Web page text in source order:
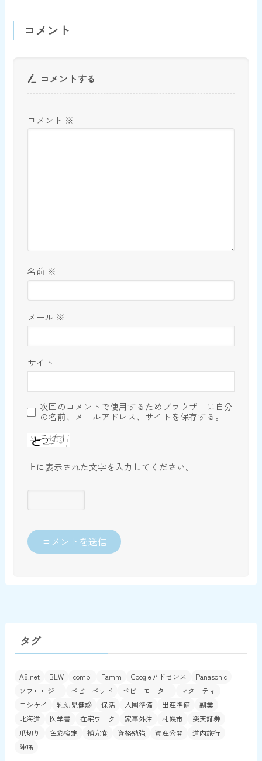
コメント
コメントする
コメント ※
名前 ※
メール ※
サイト
次回のコメントで使用するためブラウザーに自分
の名前、メールアドレス、サイトを保存する。
上に表示された文字を入力してください。
タグ
A8.net BLW combi Famm Googleアドセンス
Panasonic
ソフロロジー
ベビーベッド ベビーモニター
マタニティ
ヨシケイ
乳幼児健診 保活 入園準備 出産準備
副業
北海道
医学書 在宅ワーク 家事外注 札幌市
楽天証券
爪切り
色彩検定 補完食 資格勉強 資産公開
道内旅行
陣痛